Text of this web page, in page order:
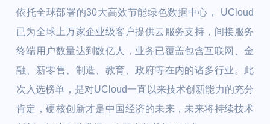
依托全球部署的30大高效节能绿色数据中心， UCloud
已为全球上万家企业级客户提供云服务支持，间接服务
终端用户数量达到数亿人，业务已覆盖包含互联网、金
融、新零售、制造、教育、政府等在内的诸多行业。此
次入选榜单，是对UCloud一直以来技术创新能力的充分
肯定，硬核创新才是中国经济的未来，未来将持续技术